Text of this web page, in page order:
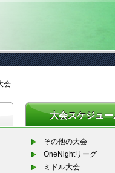
会
大会スケジュー
その他の大会
OneNightリーグ
ミドル大会